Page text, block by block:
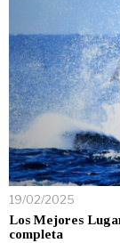
19/02/2025
Los Mejores
completa